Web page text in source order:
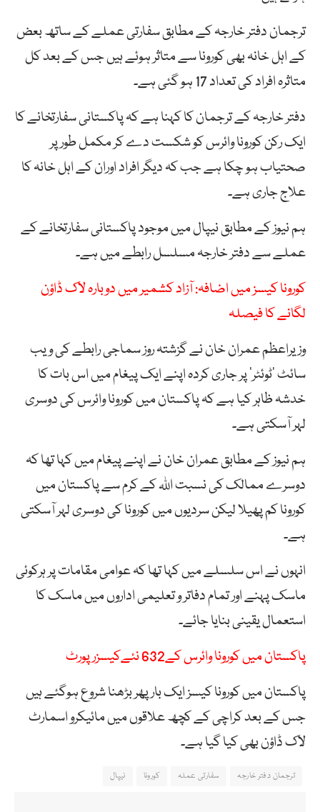
ترجمان دفتر خارجہ کے مطابق سفارتی عملے کے ساتھ بعض
کے اہل خانہ بھی کورونا سے متاثر ہوئے ہیں جس کے بعد کل
متاثرہ افراد کی تعداد 17 ہو گئی ہے۔
دفتر خارجہ کے ترجمان کا کہنا ہے کہ پاکستانی سفارتخانے کا
ایک رکن کورونا وائرس کو شکست دے کر مکمل طور پر
صحتیاب ہو چکا ہے جب کہ دیگر افراد اوران کے اہل خانہ کا
علاج جاری ہے۔
ہم نیوز کے مطابق نیپال میں موجود پاکستانی سفارتخانے کے
عملے سے دفتر خارجہ مسلسل رابطے میں ہے۔
کورونا کیسز میں اضافہ: آزاد کشمیر میں دوبارہ لاک ڈاؤن
لگانے کا فیصلہ
وزیراعظم عمران خان نے گزشتہ روز سماجی رابطے کی ویب
سائٹ ’ٹوئٹر‘ پر جاری کردہ اپنے ایک پیغام میں اس بات کا
خدشہ ظاہر کیا ہے کہ پاکستان میں کورونا وائرس کی دوسری
لہر آسکتی ہے۔
ہم نیوز کے مطابق عمران خان نے اپنے پیغام میں کہا تھا کہ
دوسرے ممالک کی نسبت اللہ کے کرم سے پاکستان میں
کورونا کم پھیلا لیکن سردیوں میں کورونا کی دوسری لہر آسکتی
ہے۔
انہوں نے اس سلسلے میں کہا تھا کہ عوامی مقامات پر ہرکوئی
ماسک پہنے اور تمام دفاتر و تعلیمی اداروں میں ماسک کا
استعمال یقینی بنایا جائے۔
پاکستان میں کورونا وائرس کے632 نئےکیسزرپورٹ
پاکستان میں کورونا کیسز ایک بار پھر بڑھنا شروع ہوگئے ہیں
جس کے بعد کراچی کے کچھ علاقوں میں مائیکرو اسمارٹ
لاک ڈاؤن بھی کیا گیا ہے۔
ترجمان دفتر خارجہ سفارتی عملہ کورونا نیپال